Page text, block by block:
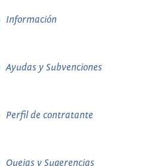
Información
Ayudas y Subvenciones
Perfil de contratante
Quejas y Sugerencias